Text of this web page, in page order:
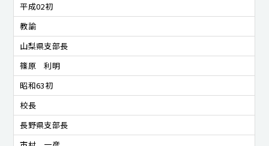
平成02初
教諭
山梨県支部長
篠原 利明
昭和63初
校長
長野県支部長